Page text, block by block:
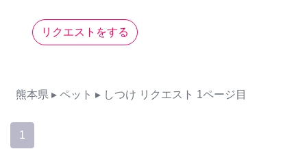
リクエストをする
熊本県 ▸ ペット ▸ しつけ リクエスト 1ページ目
1